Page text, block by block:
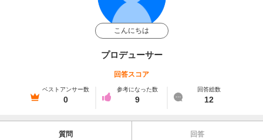
こんにちは
プロデューサー
回答スコア
ベストアンサー数
0
参考になった数
9
回答総数
12
質問 回答